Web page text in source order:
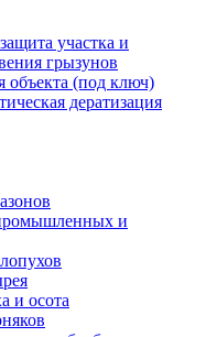
участка и
грызунов
объекта (под ключ)
дератизация
и
и осота